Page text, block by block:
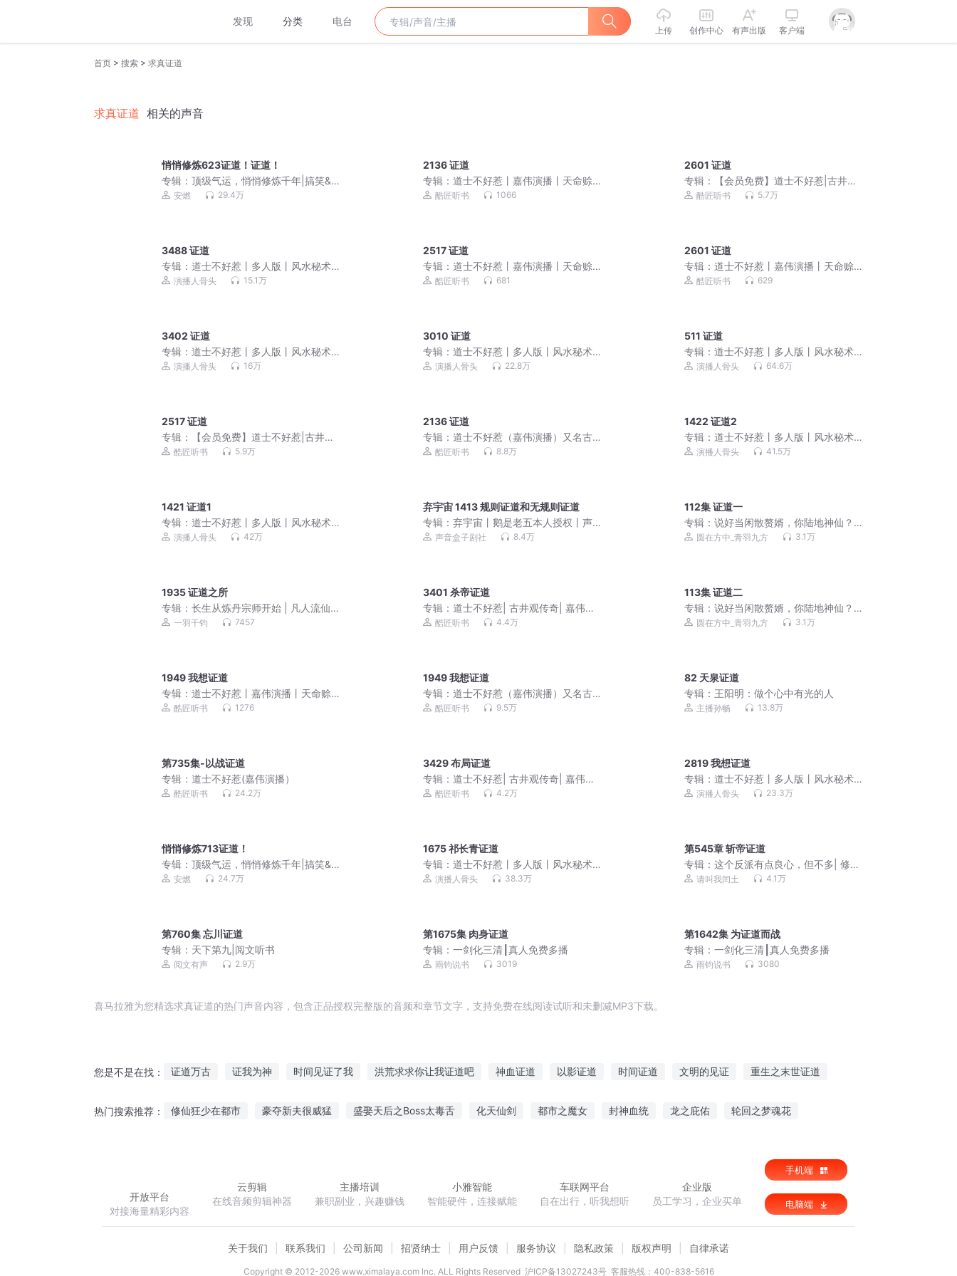
发现 分类 电台
上传 创作中心 有声出版 客户端
首页 > 搜索 > 求真证道
求真证道 相关的声音
悄悄修炼623证道！证道！
专辑： 顶级气运，悄悄修炼千年|搞笑&
修仙|vip免费
安燃 29.4万
2136 证道
专辑：道士不好惹丨嘉伟演播丨天命赊
刀人前传 免费福利
酷匠听书 1066
2601 证道
专辑：
【会员免费】道士不好惹|古井观
传奇|嘉伟演播
酷匠听书 5.7万
3488 证道
专辑： 道士不好惹丨多人版丨风水秘术
丨爆笑丨都市丨悬疑丨骨头演播
演播人骨头 15.1万
2517 证道
专辑：道士不好惹丨嘉伟演播丨天命赊
刀人前传 免费福利
酷匠听书 681
2601 证道
专辑：道士不好惹丨嘉伟演播丨天命赊
刀人前传 免费福利
酷匠听书 629
3402 证道
专辑： 道士不好惹丨多人版丨风水秘术
丨爆笑丨都市丨悬疑丨骨头演播
演播人骨头 16万
3010 证道
专辑：道士不好惹丨多人版丨风水秘术
丨爆笑丨都市丨悬疑恐怖灵异
演播人骨头 22.8万
511 证道
专辑：道士不好惹丨多人版丨风水秘术
丨爆笑丨都市丨悬疑恐怖灵异
演播人骨头 64.6万
2517 证道
专辑：
【会员免费】道士不好惹|古井观
传奇|嘉伟演播
酷匠听书 5.9万
2136 证道
专辑：道士不好惹（嘉伟演播）又名古
井观传奇
酷匠听书 8.8万
1422 证道2
专辑：道士不好惹丨多人版丨风水秘术
丨爆笑丨都市丨悬疑恐怖灵异
演播人骨头 41.5万
1421 证道1
专辑： 道士不好惹丨多人版丨风水秘术
丨爆笑丨都市丨悬疑恐怖灵异
演播人骨头 42万
弃宇宙 1413 规则证道和无规则证道
专辑：弃宇宙丨鹅是老五本人授权丨声
音盒子剧社精制版丨VIP免费
声音盒子剧社 8.4万
112集 证道一
专辑：说好当闲散赘婿，你陆地神仙？
丨大奉&赘婿丨全能主角丨无敌流丨搞笑
圆在方中_青羽九方 3.1万
1935 证道之所
专辑： 长生从炼丹宗师开始 | 凡人流仙
侠 | 霸榜玄幻巨作 | VIP免费 | 多人有声
一羽千钧 7457
3401 杀帝证道
专辑：道士不好惹| 古井观传奇| 嘉伟演
播| 紫袍道士绝代道人
酷匠听书 4.4万
113集 证道二
专辑：说好当闲散赘婿，你陆地神仙？
丨大奉&赘婿丨全能主角丨无敌流丨搞笑
圆在方中_青羽九方 3.1万
1949 我想证道
专辑： 道士不好惹丨嘉伟演播丨天命赊
刀人前传 免费福利
酷匠听书 1276
1949 我想证道
专辑：道士不好惹（嘉伟演播）又名古
井观传奇
酷匠听书 9.5万
82 天泉证道
专辑： 王阳明：做个心中有光的人
主播孙畅 13.8万
第735集-以战证道
专辑： 道士不好惹(嘉伟演播）
酷匠听书 24.2万
3429 布局证道
专辑：道士不好惹| 古井观传奇| 嘉伟演
播| 紫袍道士绝代道人
酷匠听书 4.2万
2819 我想证道
专辑：道士不好惹丨多人版丨风水秘术
丨爆笑丨都市丨悬疑恐怖灵异
演播人骨头 23.3万
悄悄修炼713证道！
专辑： 顶级气运，悄悄修炼千年|搞笑&
修仙|vip免费
安燃 24.7万
1675 祁长青证道
专辑：道士不好惹丨多人版丨风水秘术
丨爆笑丨都市丨悬疑恐怖灵异
演播人骨头 38.3万
第545章 斩帝证道
专辑：这个反派有点良心，但不多| 修仙
爽文 | 爆笑修仙 | 反派腹黑 |
请叫我闰土 4.1万
第760集 忘川证道
专辑： 天下第九|阅文听书
阅文有声 2.9万
第1675集 肉身证道
专辑：一剑化三清┃真人免费多播
雨钧说书 3019
第1642集 为证道而战
专辑：一剑化三清┃真人免费多播
雨钧说书 3080
喜马拉雅为您精选求真证道的热门声音内容，包含正品授权完整版的音频和章节文字，支持免费在线阅读试听和未删减MP3下载。
您是不是在找： 证道万古 证我为神 时间见证了我 洪荒求求你让我证道吧 神血证道 以影证道 时间证道 文明的见证 重生之末世证道
热门搜索推荐： 修仙狂少在都市 豪夺新夫很威猛 盛娶天后之Boss太毒舌 化天仙剑 都市之魔女 封神血统 龙之庇佑 轮回之梦魂花
开放平台
对接海量精彩内容
云剪辑
在线音频剪辑神器
主播培训
兼职副业，兴趣赚钱
小雅智能
智能硬件，连接赋能
车联网平台
自在出行，听我想听
企业版
员工学习，企业买单
手机端
电脑端
关于我们 联系我们 公司新闻 招贤纳士 用户反馈 服务协议 隐私政策 版权声明 自律承诺
Copyright © 2012-2026www.ximalaya.com lnc. ALL Rights Reserved 沪ICP备13027243号 客服热线：400-838-5616